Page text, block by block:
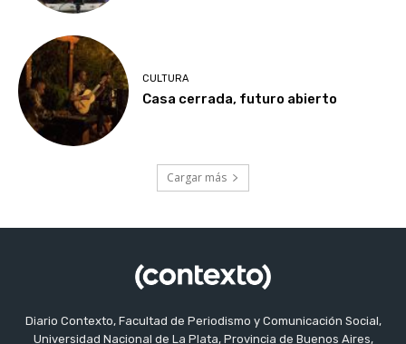
CULTURA
Casa cerrada, futuro abierto
Cargar más
Diario Contexto, Facultad de Periodismo y Comunicación Social,
Universidad Nacional de La Plata, Provincia de Buenos Aires,